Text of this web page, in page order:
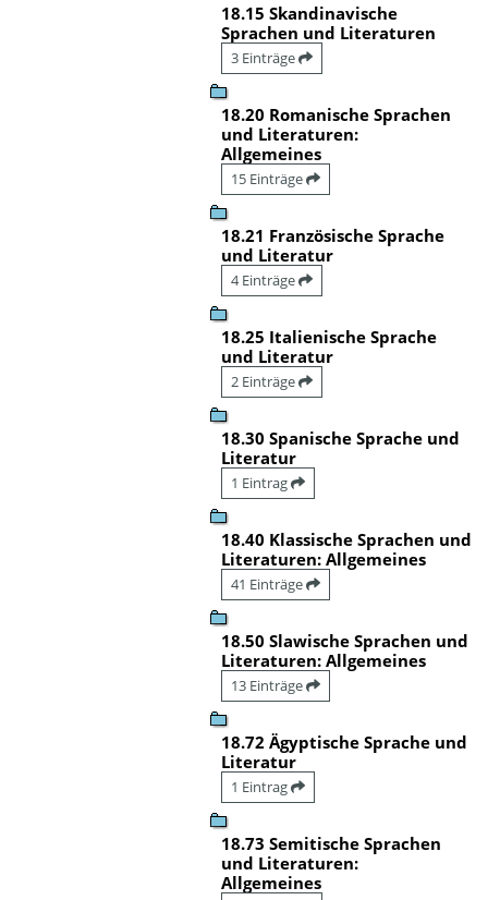
18.15 Skandinavische
Sprachen und Literaturen
3 Einträge
18.20 Romanische Sprachen
und Literaturen:
Allgemeines
15 Einträge
18.21 Französische Sprache
und Literatur
4 Einträge
18.25 Italienische Sprache
und Literatur
2 Einträge
18.30 Spanische Sprache und
Literatur
1 Eintrag
18.40 Klassische Sprachen und
Literaturen: Allgemeines
41 Einträge
18.50 Slawische Sprachen und
Literaturen: Allgemeines
13 Einträge
18.72 Ägyptische Sprache und
Literatur
1 Eintrag
18.73 Semitische Sprachen
und Literaturen:
Allgemeines